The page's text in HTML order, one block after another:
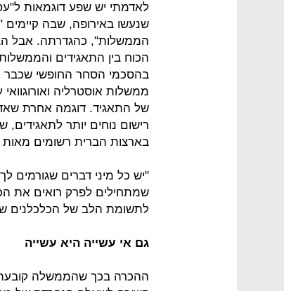
לאדמתי יש שפע דוגמאות
שנעשו באירופה, שבה קיימים
הממשלות", כהגדרתה. אבל
הכוח בין התאגידים
בהסכמי הסחר החופשי שכבר
ממשלות אוסטרליה
של התאגיד. דוגמה אחרת
רישום נוחים יותר
בארצות הברית רשומים
"יש כל מיני דברים שגורמים
שמתחילים לפרק רואים את
לתשומת הלב של הכלכלנים
גם אי עשייה היא עשייה
ההכרה בכך שהממשלה